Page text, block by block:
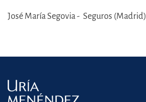
José María Segovia - Seguros (Madrid)